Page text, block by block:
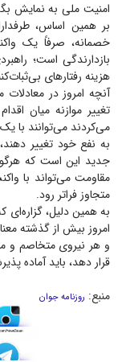
امنیت ملی به نمایش
بر همین اساس،
خصمانه، صرفاً یک
بازدارندگی است؛
هزینه رفتار‌های
آنچه امروز در
تغییر موازنه میان
می‌کردند می‌توانند با
به نفع خود تغییر
جدید این است که
مقاومت می‌تواند با
متجاوز فراتر رود.
به همین دلیل،
امروز بیش از گذشته
و هر نیروی متخاصم و
قرار دهد، باید آماده
منبع: روزنامه جوان